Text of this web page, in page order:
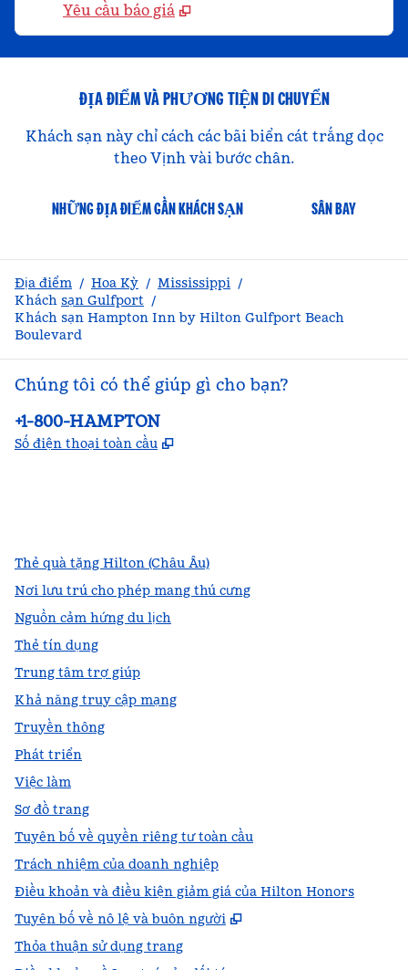
Yêu cầu báo giá
ĐỊA ĐIỂM VÀ PHƯƠNG TIỆN DI CHUYỂN
Khách sạn này chỉ cách các bãi biển cát trắng dọc
theo Vịnh vài bước chân.
NHỮNG ĐỊA ĐIỂM GẦN KHÁCH SẠN SÂN BAY
Địa điểm / Hoa Kỳ / Mississippi /
Khách sạn Gulfport /
Khách sạn Hampton Inn by Hilton Gulfport Beach
Boulevard
Chúng tôi có thể giúp gì cho bạn?
Điện thoại:
+1-800-HAMPTON
Số điện thoại toàn cầu ,
Thẻ quà tặng Hilton (Châu Âu)
Nơi lưu trú cho phép mang thú cưng
Nguồn cảm hứng du lịch
Thẻ tín dụng
Trung tâm trợ giúp
Khả năng truy cập mạng
Truyền thông
Phát triển
Việc làm
Sơ đồ trang
Tuyên bố về quyền riêng tư toàn cầu
Trách nhiệm của doanh nghiệp
Điều khoản và điều kiện giảm giá của Hilton Honors
Tuyên bố về nô lệ và buôn người
,
Thỏa thuận sử dụng trang